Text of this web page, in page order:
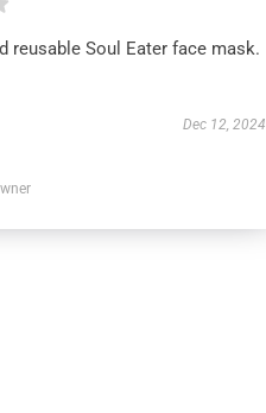
reusable Soul Eater face mask.
Dec 12, 2024